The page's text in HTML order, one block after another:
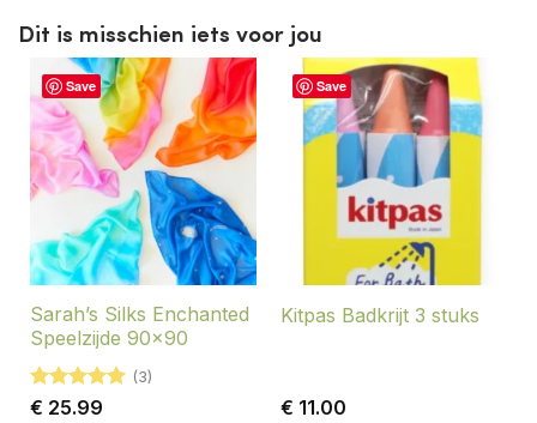
Dit is misschien iets voor jou
Save
Sarah’s Silks Enchanted
Speelzijde 90×90
Gewaardeerd
(3)
€ 25.99
Save
Kitpas Badkrijt 3 stuks
€ 11.00